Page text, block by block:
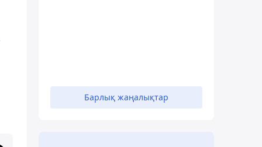
Барлық жаңалықтар